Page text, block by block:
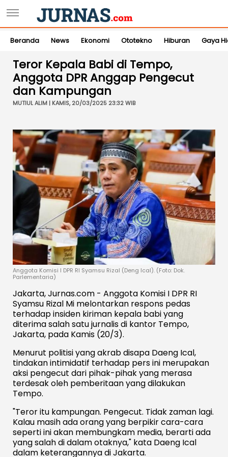
Beranda News Ekonomi Ototekno Hiburan Gaya
Teror Kepala Babi di Tempo,
Anggota DPR Anggap Pengecut
dan Kampungan
MUTIUL ALIM | KAMIS, 20/03/2025 23:32 WIB
Anggota Komisi I DPR RI Syamsu Rizal (Deng Ical). (Foto: Dok.
Parlementaria)
Jakarta, Jurnas.com - Anggota Komisi I DPR RI
Syamsu Rizal Mi melontarkan respons pedas
terhadap insiden kiriman kepala babi yang
diterima salah satu jurnalis di kantor Tempo,
Jakarta, pada Kamis (20/3).
Menurut politisi yang akrab disapa Daeng Ical,
tindakan intimidatif terhadap pers ini merupakan
aksi pengecut dari pihak-pihak yang merasa
terdesak oleh pemberitaan yang dilakukan
Tempo.
"Teror itu kampungan. Pengecut. Tidak zaman lagi.
Kalau masih ada orang yang berpikir cara-cara
seperti ini akan membungkam media, berarti ada
yang salah di dalam otaknya," kata Daeng Ical
dalam keterangannya di Jakarta.